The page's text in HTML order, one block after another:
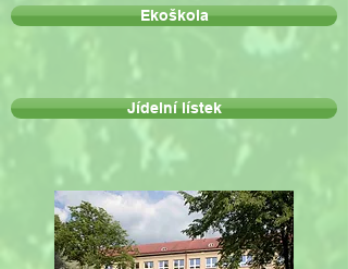
Ekoškola
Jídelní lístek